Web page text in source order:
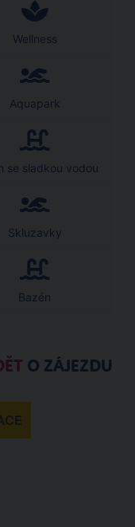
Wellness
Aquapark
se sladkou vodou
Skluzavky
Bazén
O ZÁJEZDU